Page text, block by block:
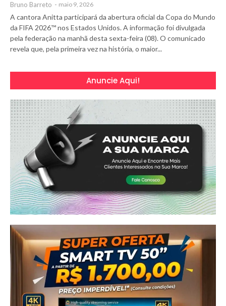
Bruno Barreto - maio 9, 2026
A cantora Anitta participará da abertura oficial da Copa do Mundo
da FIFA 2026™️ nos Estados Unidos. A informação foi divulgada
pela federação na manhã desta sexta-feira (08). O comunicado
revela que, pela primeira vez na história, o maior...
Anuncie Aqui!